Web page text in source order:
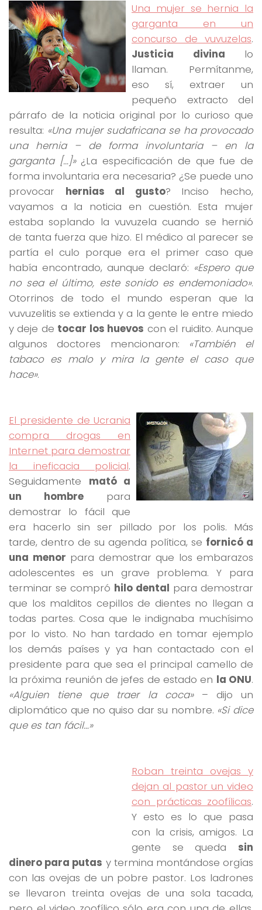
Una mujer se hernia la
garganta en un
concurso de vuvuzelas.
Justicia divina lo
llaman. Permítanme,
eso sí, extraer un
pequeño extracto del
párrafo de la noticia original por lo curioso que
resulta: «Una mujer sudafricana se ha provocado
una hernia – de forma involuntaria – en la
garganta […]»¿La especificación de que fue de
forma involuntaria era necesaria? ¿Se puede uno
provocar hernias al gusto? Inciso hecho,
vayamos a la noticia en cuestión. Esta mujer
estaba soplando la vuvuzela cuando se hernió
de tanta fuerza que hizo. El médico al parecer se
partía el culo porque era el primer caso que
había encontrado, aunque declaró: «Espero que
no sea el último, este sonido es endemoniado».
Otorrinos de todo el mundo esperan que la
vuvuzelitis se extienda y a la gente le entre miedo
y deje de tocar los huevos con el ruidito. Aunque
algunos doctores mencionaron: «También el
tabaco es malo y mira la gente el caso que
hace».
El presidente de Ucrania
compra drogas en
Internet para demostrar
la ineficacia policial.
Seguidamente mató a
un hombre para
demostrar lo fácil que
era hacerlo sin ser pillado por los polis. Más
tarde, dentro de su agenda política, se fornicó a
una menor para demostrar que los embarazos
adolescentes es un grave problema. Y para
terminar se compró hilo dental para demostrar
que los malditos cepillos de dientes no llegan a
todas partes. Cosa que le indignaba muchísimo
por lo visto. No han tardado en tomar ejemplo
los demás países y ya han contactado con el
presidente para que sea el principal camello de
la próxima reunión de jefes de estado en la ONU.
«Alguien tiene que traer la coca»– dijo un
diplomático que no quiso dar su nombre. «Si dice
que es tan fácil…»
Roban treinta ovejas y
dejan al pastor un video
con prácticas zoofílicas.
Y esto es lo que pasa
con la crisis, amigos. La
gente se queda sin
dinero para putas y termina montándose orgías
con las ovejas de un pobre pastor. Los ladrones
se llevaron treinta ovejas de una sola tacada,